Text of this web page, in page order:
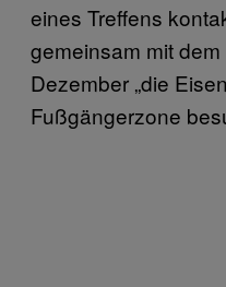
eines Treffens
gemeinsam mit
Dezember „die
Fußgängerzone